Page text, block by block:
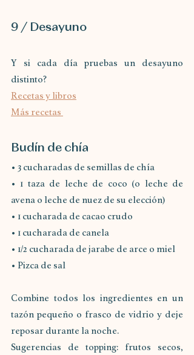
9 / Desayuno
Y si cada día pruebas un desayuno
distinto?
Recetas y libros
Más recetas
Budín de chía
• 3 cucharadas de semillas de chía
• 1 taza de leche de coco (o leche de
avena o leche de nuez de su elección)
• 1 cucharada de cacao crudo
• 1 cucharada de canela
• 1/2 cucharada de jarabe de arce o miel
• Pizca de sal
Combine todos los ingredientes en un
tazón pequeño o frasco de vidrio y deje
reposar durante la noche.
Sugerencias de topping: frutos secos,